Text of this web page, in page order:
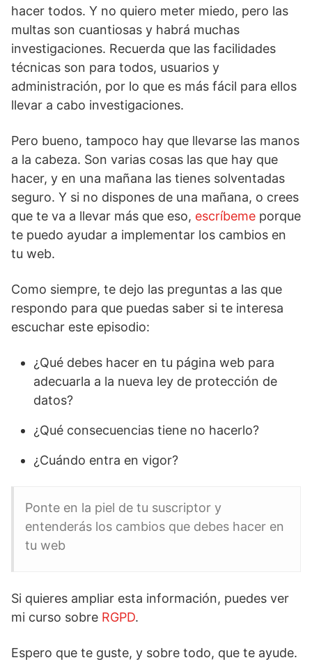
hacer todos. Y no quiero meter miedo, pero las
multas son cuantiosas y habrá muchas
investigaciones. Recuerda que las facilidades
técnicas son para todos, usuarios y
administración, por lo que es más fácil para ellos
llevar a cabo investigaciones.
Pero bueno, tampoco hay que llevarse las manos
a la cabeza. Son varias cosas las que hay que
hacer, y en una mañana las tienes solventadas
seguro. Y si no dispones de una mañana, o crees
que te va a llevar más que eso, escríbeme porque
te puedo ayudar a implementar los cambios en
tu web.
Como siempre, te dejo las preguntas a las que
respondo para que puedas saber si te interesa
escuchar este episodio:
¿Qué debes hacer en tu página web para
adecuarla a la nueva ley de protección de
datos?
¿Qué consecuencias tiene no hacerlo?
¿Cuándo entra en vigor?
Ponte en la piel de tu suscriptor y
entenderás los cambios que debes hacer en
tu web
Si quieres ampliar esta información, puedes ver
mi curso sobre RGPD.
Espero que te guste, y sobre todo, que te ayude.